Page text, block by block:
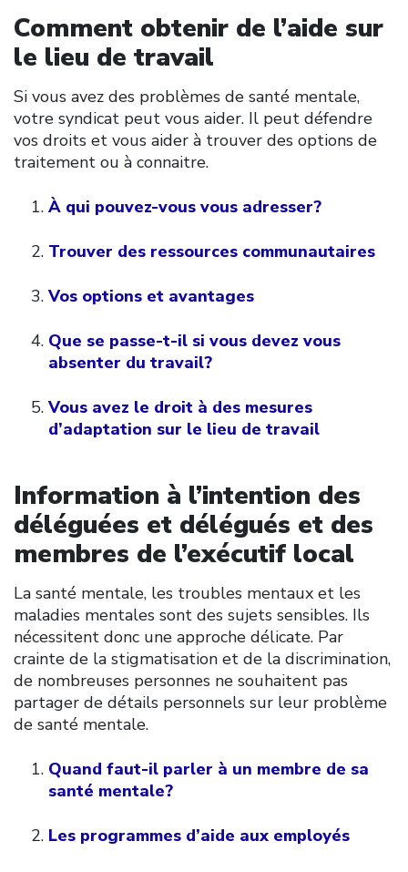
Comment obtenir de l’aide sur
le lieu de travail
Si vous avez des problèmes de santé mentale,
votre syndicat peut vous aider. Il peut défendre
vos droits et vous aider à trouver des options de
traitement ou à connaitre.
À qui pouvez-vous vous adresser?
Trouver des ressources communautaires
Vos options et avantages
Que se passe-t-il si vous devez vous
absenter du travail?
Vous avez le droit à des mesures
d’adaptation sur le lieu de travail
Information à l’intention des
déléguées et délégués et des
membres de l’exécutif local
La santé mentale, les troubles mentaux et les
maladies mentales sont des sujets sensibles. Ils
nécessitent donc une approche délicate. Par
crainte de la stigmatisation et de la discrimination,
de nombreuses personnes ne souhaitent pas
partager de détails personnels sur leur problème
de santé mentale.
Quand faut-il parler à un membre de sa
santé mentale?
Les programmes d’aide aux employés